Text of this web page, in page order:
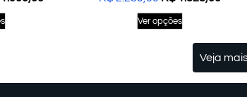
Ver opções
Veja